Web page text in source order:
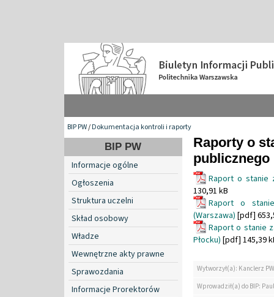
BIP PW/Dokumentacja kontroli i raporty
BIP PW
Informacje ogólne
Ogłoszenia
Struktura uczelni
Skład osobowy
Władze
Wewnętrzne akty prawne
Sprawozdania
Informacje Prorektorów
Raporty o
publicznego
Raport o stanie
130,91 kB
Raport o
(Warszawa) [pdf]
Raport o stanie
Płocku) [pdf] 145,39
Wytworzył(a): Kanclerz PW
Wprowadził(a) do BIP: